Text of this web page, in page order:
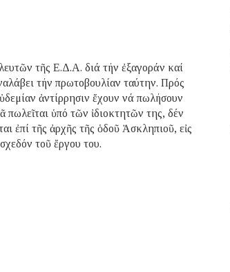
τῆς Ε.Δ.Α. διά τήν ἐξαγοράν καί
τήν πρωτοβουλίαν ταύτην. Πρός
ἀντίρρησιν ἔχουν νά πωλήσουν
ὑπό τῶν ἰδιοκτητῶν της, δέν
ἐπί τῆς ἀρχῆς τῆς ὁδοῦ Ἀσκληπιοῦ, εἰς
τοῦ ἔργου του.